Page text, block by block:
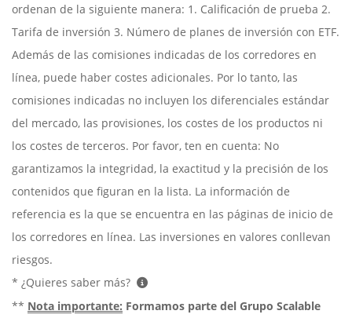
ordenan de la siguiente manera: 1. Calificación de prueba 2.
Tarifa de inversión 3. Número de planes de inversión con ETF.
Además de las comisiones indicadas de los corredores en
línea, puede haber costes adicionales. Por lo tanto, las
comisiones indicadas no incluyen los diferenciales estándar
del mercado, las provisiones, los costes de los productos ni
los costes de terceros. Por favor, ten en cuenta: No
garantizamos la integridad, la exactitud y la precisión de los
contenidos que figuran en la lista. La información de
referencia es la que se encuentra en las páginas de inicio de
los corredores en línea. Las inversiones en valores conllevan
riesgos.
* ¿Quieres saber más?
** Nota importante: Formamos parte del Grupo Scalable